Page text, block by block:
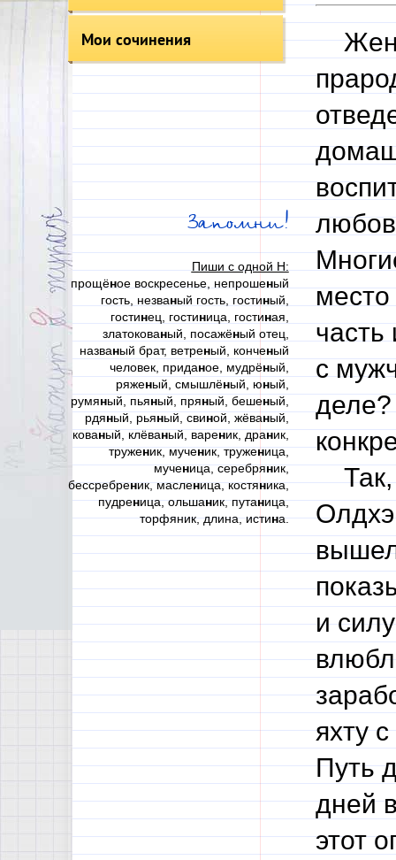
Мои сочинения
Запомни!
Пиши с одной Н:
прощёное воскресенье, непрошеный
гость, незваный гость, гостиный,
гостинец, гостиница, гостиная,
златокованый, посажёный отец,
названый брат, ветреный, конченый
человек, приданое, мудрёный,
ряженый, смышлёный, юный,
румяный, пьяный, пряный, бешеный,
рдяный, рьяный, свиной, жёваный,
кованый, клёваный, вареник, драник,
труженик, мученик, труженица,
мученица, серебряник,
бессребреник, масленица, костяника,
пудреница, ольшаник, путаница,
торфяник, длина, истина.
место
с
деле?
Так,
вышел
и
яхту
Путь
дней
этот